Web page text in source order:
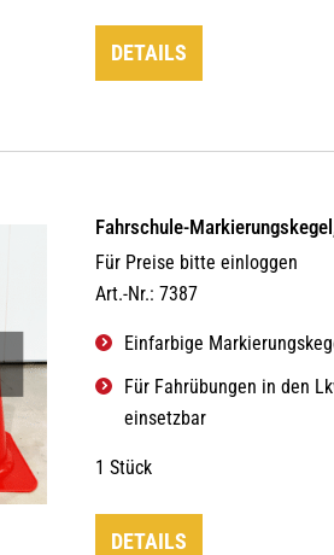
DETAILS
Fahrschule-
Für Preise bitte einloggen
Art.-Nr.: 7387
Einfarbige
Für Fahrübungen in den
einsetzbar
1 Stück
DETAILS